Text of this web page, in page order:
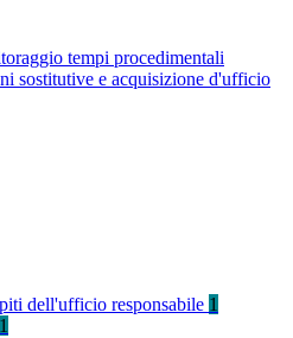
tempi procedimentali
sostitutive e acquisizione d'ufficio
dell'ufficio responsabile 1